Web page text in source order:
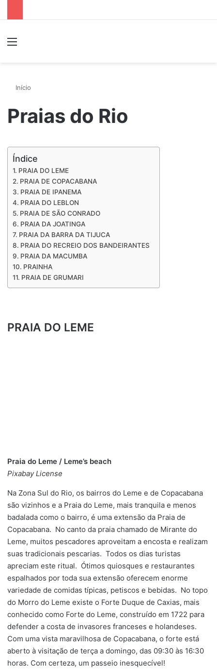
Menu
Início
Praias do Rio
Índice
PRAIA DO LEME
PRAIA DE COPACABANA
PRAIA DE IPANEMA
PRAIA DO LEBLON
PRAIA DE SÃO CONRADO
PRAIA DA JOATINGA
PRAIA DA BARRA DA TIJUCA
PRAIA DO RECREIO DOS BANDEIRANTES
​​PRAIA DA MACUMBA
PRAINHA
PRAIA DE GRUMARI
PRAIA DO LEME
Praia do Leme / Leme’s beach
Pixabay License
Na Zona Sul do Rio, os bairros do Leme e de Copacabana
são vizinhos e a Praia do Leme, mais tranquila e menos
badalada como o bairro, é uma extensão da Praia de
Copacabana. No canto da praia chamado de Mirante do
Leme, muitos pescadores aproveitam a encosta e realizam
suas tradicionais pescarias. Todos os dias turistas
apreciam este ritual. Ótimos quiosques e restaurantes
espalhados por toda sua extensão oferecem enorme
variedade de comidas típicas, petiscos e bebidas. No topo
do Morro do Leme existe o Forte Duque de Caxias, mais
conhecido como Forte do Leme, construído em 1722 para
defender a costa de invasores franceses e holandeses.
Com uma vista maravilhosa de Copacabana, o forte está
aberto à visitação de terça a domingo, das 09:30 às 16:30
horas. Com certeza, um passeio inesquecível!​